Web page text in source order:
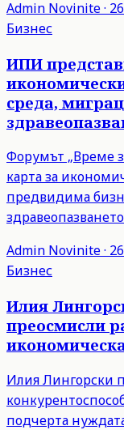
Admin Novinite·
Бизнес
ИПИ
среда,
Форумът „Време
карта за
предвидима
Admin Novinite·
Бизнес
Илия
преосмисли
Илия Лингорски
подчерта